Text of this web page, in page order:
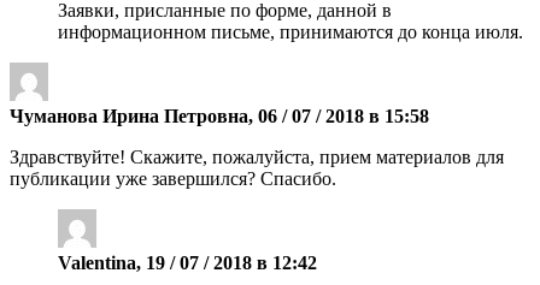
Заявки, присланные по форме, данной в
информационном письме, принимаются до конца июля.
Чуманова Ирина Петровна, 06 / 07 / 2018 в 15:58
Здравствуйте! Скажите, пожалуйста, прием материалов для
публикации уже завершился? Спасибо.
Valentina, 19 / 07 / 2018 в 12:42